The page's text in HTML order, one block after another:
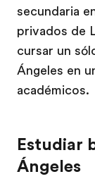
secundaria
privados de
cursar un
Ángeles en
académicos.
Estudiar
Ángeles